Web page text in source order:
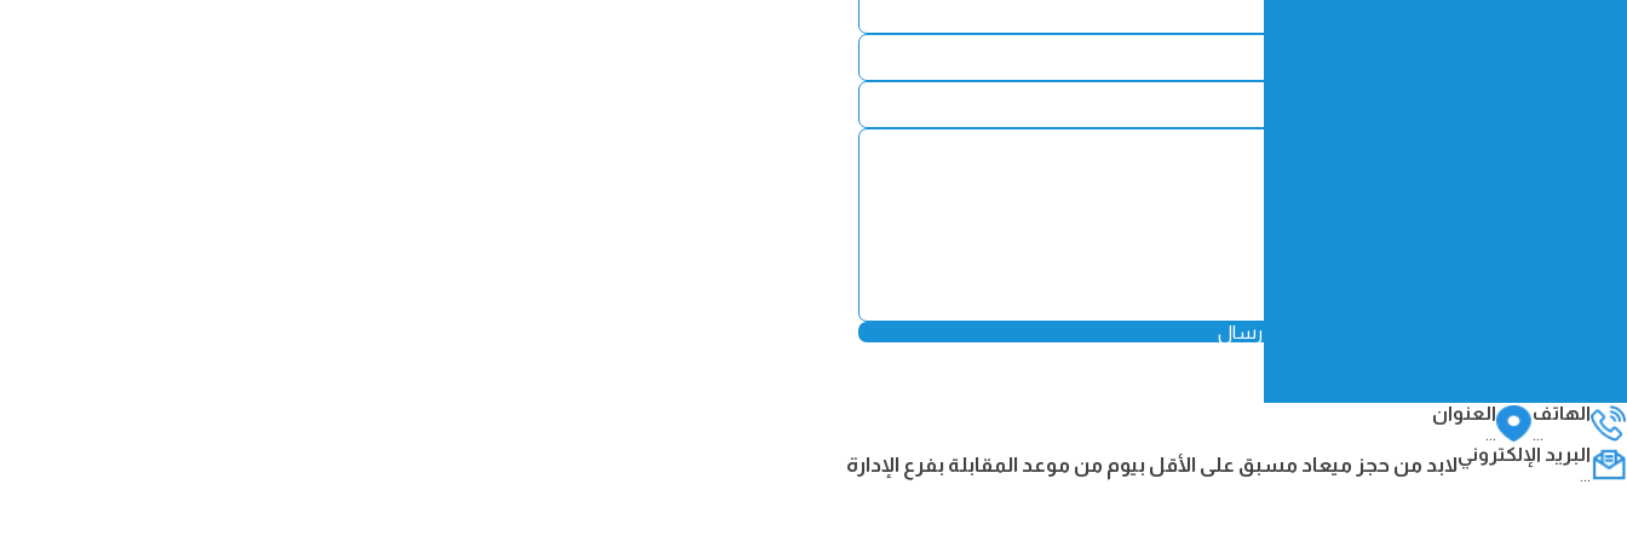
إرسال
الهاتف
...
العنوان
...
البريد الإلكتروني
...
لابد من حجز ميعاد مسبق على الأقل بيوم من موعد المقابلة بفرع الإدارة